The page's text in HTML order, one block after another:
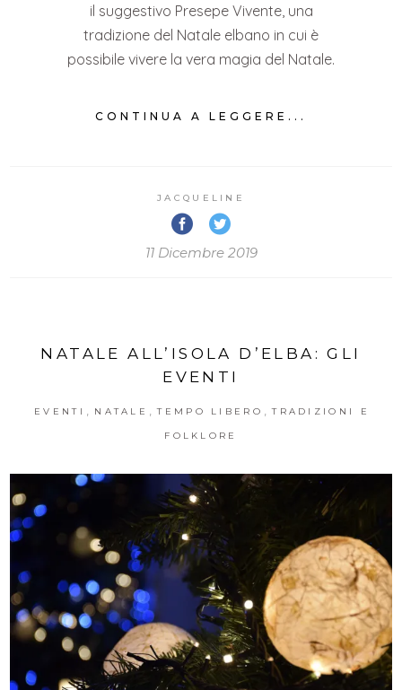
il suggestivo Presepe Vivente, una
tradizione del Natale elbano in cui è
possibile vivere la vera magia del Natale.
CONTINUA A LEGGERE...
JACQUELINE
11 Dicembre 2019
NATALE ALL’ISOLA D’ELBA: GLI
EVENTI
EVENTI NATALE TEMPO LIBERO TRADIZIONI E
FOLKLORE